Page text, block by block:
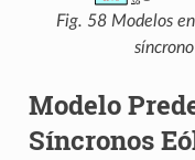
Fig. 58 Modelos
Modelo
Síncronos